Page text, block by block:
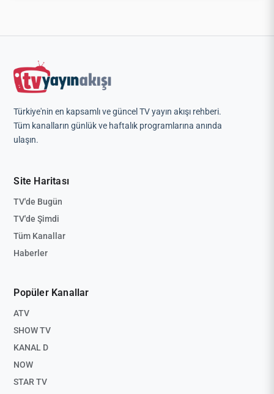
Türkiye'nin en kapsamlı ve güncel TV yayın akışı rehberi.
Tüm kanalların günlük ve haftalık programlarına anında
ulaşın.
Site Haritası
TV'de Bugün
TV'de Şimdi
Tüm Kanallar
Haberler
Popüler Kanallar
ATV
SHOW TV
KANAL D
NOW
STAR TV